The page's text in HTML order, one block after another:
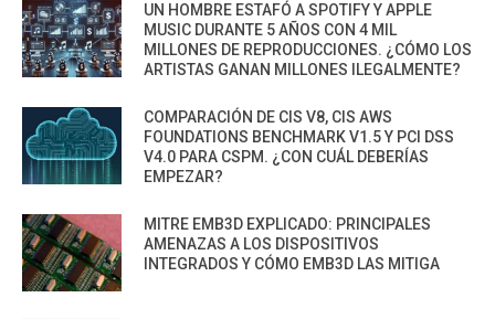
UN HOMBRE ESTAFÓ A SPOTIFY Y APPLE
MUSIC DURANTE 5 AÑOS CON 4 MIL
MILLONES DE REPRODUCCIONES. ¿CÓMO LOS
ARTISTAS GANAN MILLONES ILEGALMENTE?
COMPARACIÓN DE CIS V8, CIS AWS
FOUNDATIONS BENCHMARK V1.5 Y PCI DSS
V4.0 PARA CSPM. ¿CON CUÁL DEBERÍAS
EMPEZAR?
MITRE EMB3D EXPLICADO: PRINCIPALES
AMENAZAS A LOS DISPOSITIVOS
INTEGRADOS Y CÓMO EMB3D LAS MITIGA